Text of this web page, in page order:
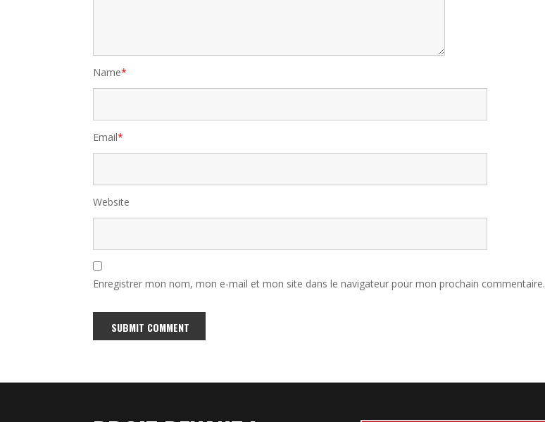
Name*
Email*
Website
Enregistrer mon nom, mon e-mail et mon site dans le navigateur pour mon prochain commentaire.